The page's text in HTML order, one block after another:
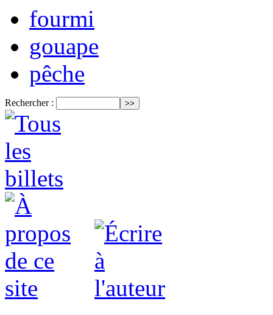
fourmi
gouape
pêche
Rechercher :